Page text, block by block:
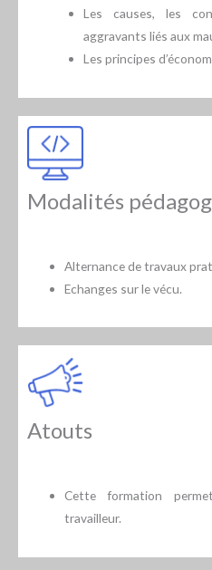
Les causes, les
aggravants liés aux
Les principes
Modalités
Alternance de travaux
Echanges sur le vécu.
Atouts
Cette formation
travailleur.